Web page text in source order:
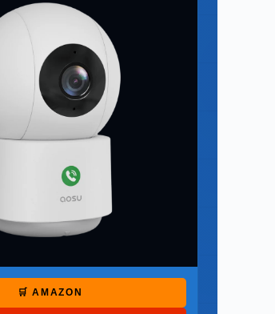
🛒 AMAZON